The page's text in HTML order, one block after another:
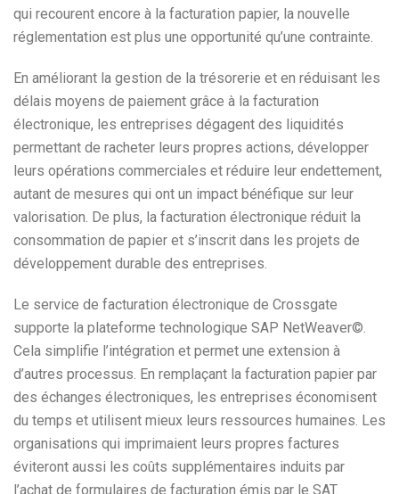
qui recourent encore à la facturation papier, la nouvelle
réglementation est plus une opportunité qu’une contrainte.
En améliorant la gestion de la trésorerie et en réduisant les
délais moyens de paiement grâce à la facturation
électronique, les entreprises dégagent des liquidités
permettant de racheter leurs propres actions, développer
leurs opérations commerciales et réduire leur endettement,
autant de mesures qui ont un impact bénéfique sur leur
valorisation. De plus, la facturation électronique réduit la
consommation de papier et s’inscrit dans les projets de
développement durable des entreprises.
Le service de facturation électronique de Crossgate
supporte la plateforme technologique SAP NetWeaver©.
Cela simplifie l’intégration et permet une extension à
d’autres processus. En remplaçant la facturation papier par
des échanges électroniques, les entreprises économisent
du temps et utilisent mieux leurs ressources humaines. Les
organisations qui imprimaient leurs propres factures
éviteront aussi les coûts supplémentaires induits par
l’achat de formulaires de facturation émis par le SAT.